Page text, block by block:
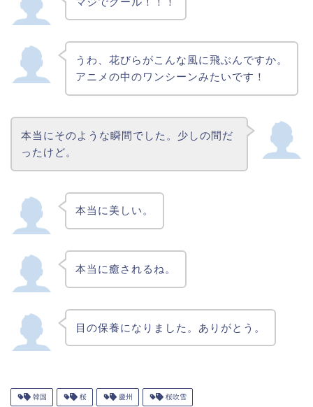
うわ、花びらがこんな風に飛ぶんですか。
アニメの中のワンシーンみたいです！
本当にそのような瞬間でした。少しの間だ
ったけど。
本当に美しい。
本当に癒されるね。
目の保養になりました。ありがとう。
韓国 桜 慶州 桜吹雪